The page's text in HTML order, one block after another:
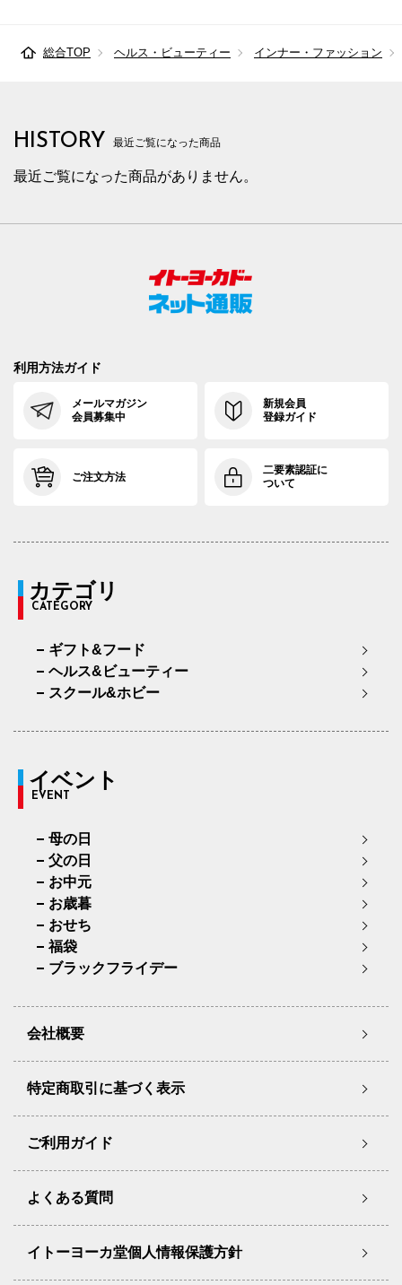
総合TOP ヘルス・ビューティー インナー・ファッション
HISTORY 最近ご覧になった商品
最近ご覧になった商品がありません。
利用方法ガイド
メールマガジン
会員募集中
新規会員
登録ガイド
ご注文方法
二要素認証に
ついて
カテゴリ
CATEGORY
ギフト&フード
ヘルス&ビューティー
スクール&ホビー
イベント
EVENT
母の日
父の日
お中元
お歳暮
おせち
福袋
ブラックフライデー
会社概要
特定商取引に基づく表示
ご利用ガイド
よくある質問
イトーヨーカ堂個人情報保護方針